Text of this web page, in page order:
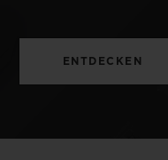
ENTDECKEN